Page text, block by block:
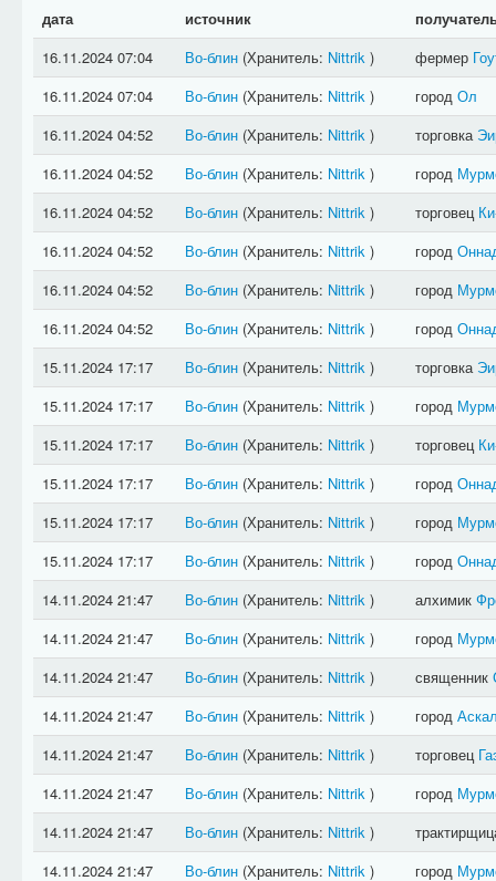
дата
источник
16.11.2024 07:04
Во-блин(Хранитель: Nittrik ) фермер
16.11.2024 07:04
Во-блин(Хранитель: Nittrik ) город Ол
16.11.2024 04:52
Во-блин(Хранитель: Nittrik ) торговка
16.11.2024 04:52
Во-блин(Хранитель: Nittrik ) город
16.11.2024 04:52
Во-блин(Хранитель: Nittrik ) торговец
16.11.2024 04:52
Во-блин(Хранитель: Nittrik ) город
16.11.2024 04:52
Во-блин(Хранитель: Nittrik ) город
16.11.2024 04:52
Во-блин(Хранитель: Nittrik ) город
15.11.2024 17:17
Во-блин(Хранитель: Nittrik ) торговка
15.11.2024 17:17
Во-блин(Хранитель: Nittrik ) город
15.11.2024 17:17
Во-блин(Хранитель: Nittrik ) торговец
15.11.2024 17:17
Во-блин(Хранитель: Nittrik ) город
15.11.2024 17:17
Во-блин(Хранитель: Nittrik ) город
15.11.2024 17:17
Во-блин(Хранитель: Nittrik ) город
14.11.2024 21:47
Во-блин(Хранитель: Nittrik ) алхимик
14.11.2024 21:47
Во-блин(Хранитель: Nittrik ) город
14.11.2024 21:47
Во-блин(Хранитель: Nittrik ) священник
14.11.2024 21:47
Во-блин(Хранитель: Nittrik ) город
14.11.2024 21:47
Во-блин(Хранитель: Nittrik ) торговец
14.11.2024 21:47
Во-блин(Хранитель: Nittrik ) город
14.11.2024 21:47
Во-блин(Хранитель: Nittrik )
14.11.2024 21:47
Во-блин(Хранитель: Nittrik ) город